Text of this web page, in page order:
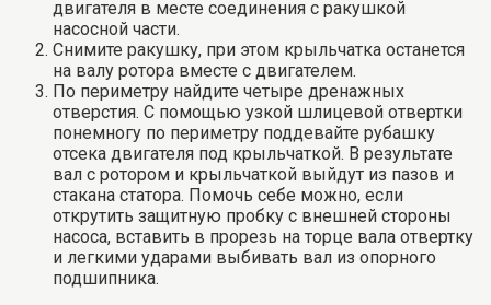
двигателя в месте соединения с ракушкой
насосной части.
Снимите ракушку, при этом крыльчатка останется
на валу ротора вместе с двигателем.
По периметру найдите четыре дренажных
отверстия. С помощью узкой шлицевой отвертки
понемногу по периметру поддевайте рубашку
отсека двигателя под крыльчаткой. В результате
вал с ротором и крыльчаткой выйдут из пазов и
стакана статора. Помочь себе можно, если
открутить защитную пробку с внешней стороны
насоса, вставить в прорезь на торце вала отвертку
и легкими ударами выбивать вал из опорного
подшипника.